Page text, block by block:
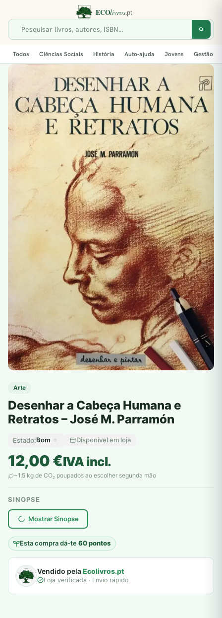
Todos Ciências Sociais História Auto-ajuda Jovens Gestão
Arte
Desenhar a Cabeça Humana e
Retratos – José M. Parramón
Estado:Bom Disponível em loja
12,00€IVA incl.
~1,5 kg de CO2 poupados ao escolher segunda mão
SINOPSE
Mostrar Sinopse
Esta compra dá-te60 pontos
plantar árvores reais
Vendido pelaEcolivros.pt
Loja verificada · Envio rápido